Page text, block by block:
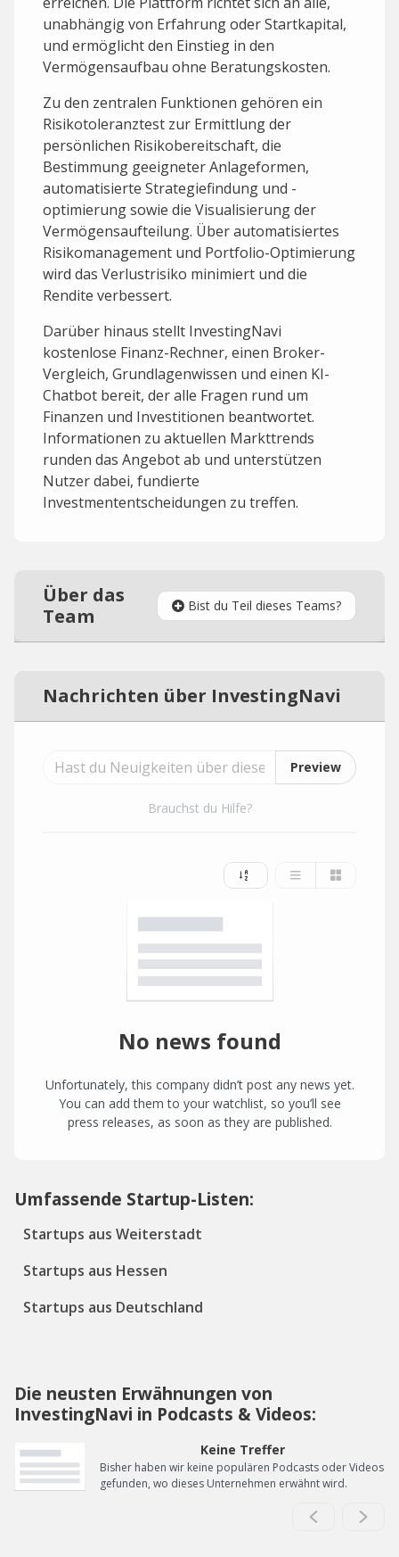
unabhängig von Erfahrung oder Startkapital,
und ermöglicht den Einstieg in den
Vermögensaufbau ohne Beratungskosten.
Zu den zentralen Funktionen gehören ein
Risikotoleranztest zur Ermittlung der
persönlichen Risikobereitschaft, die
Bestimmung geeigneter Anlageformen,
automatisierte Strategiefindung und -
optimierung sowie die Visualisierung der
Vermögensaufteilung. Über automatisiertes
Risikomanagement und Portfolio-Optimierung
wird das Verlustrisiko minimiert und die
Rendite verbessert.
Darüber hinaus stellt InvestingNavi
kostenlose Finanz-Rechner, einen Broker-
Vergleich, Grundlagenwissen und einen KI-
Chatbot bereit, der alle Fragen rund um
Finanzen und Investitionen beantwortet.
Informationen zu aktuellen Markttrends
runden das Angebot ab und unterstützen
Nutzer dabei, fundierte
Investmententscheidungen zu treffen.
Über das
Team
Bist du Teil dieses Teams?
Nachrichten über InvestingNavi
Preview
Brauchst du Hilfe?
No news found
Unfortunately, this company didn’t post any news yet.
You can add them to your watchlist, so you’ll see
press releases, as soon as they are published.
Umfassende Startup-Listen:
Startups aus Weiterstadt
Startups aus Hessen
Startups aus Deutschland
Die neusten Erwähnungen von
InvestingNavi in Podcasts & Videos:
Keine Treffer
Bisher haben wir keine populären Podcasts oder Videos
gefunden, wo dieses Unternehmen erwähnt wird.